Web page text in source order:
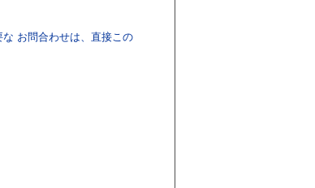
な お問合わせは、直接この